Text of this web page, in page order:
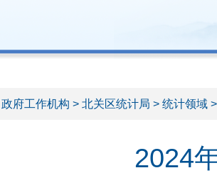
政府工作机构 > 北关区统计局 > 统计领域
2024